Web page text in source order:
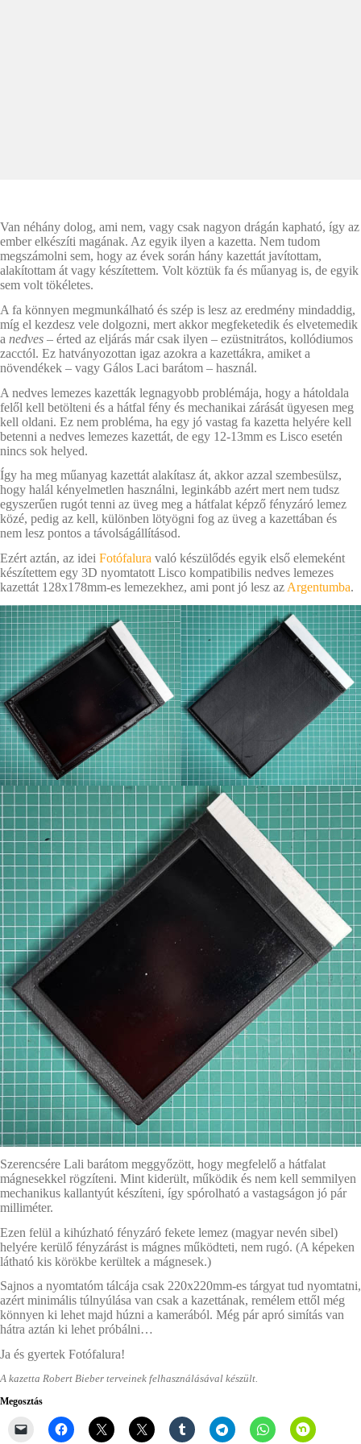
Van néhány dolog, ami nem, vagy csak nagyon drágán kapható, így az
ember elkészíti magának. Az egyik ilyen a kazetta. Nem tudom
megszámolni sem, hogy az évek során hány kazettát javítottam,
alakítottam át vagy készítettem. Volt köztük fa és műanyag is, de egyik
sem volt tökéletes.
A fa könnyen megmunkálható és szép is lesz az eredmény mindaddig,
míg el kezdesz vele dolgozni, mert akkor megfeketedik és elvetemedik
a nedves – érted az eljárás már csak ilyen – ezüstnitrátos, kollódiumos
zacctól. Ez hatványozottan igaz azokra a kazettákra, amiket a
növendékek – vagy Gálos Laci barátom – használ.
A nedves lemezes kazetták legnagyobb problémája, hogy a hátoldala
felől kell betölteni és a hátfal fény és mechanikai zárását ügyesen meg
kell oldani. Ez nem probléma, ha egy jó vastag fa kazetta helyére kell
betenni a nedves lemezes kazettát, de egy 12-13mm es Lisco esetén
nincs sok helyed.
Így ha meg műanyag kazettát alakítasz át, akkor azzal szembesülsz,
hogy halál kényelmetlen használni, leginkább azért mert nem tudsz
egyszerűen rugót tenni az üveg meg a hátfalat képző fényzáró lemez
közé, pedig az kell, különben lötyögni fog az üveg a kazettában és
nem lesz pontos a távolságállításod.
Ezért aztán, az idei Fotófalura való készülődés egyik első elemeként
készítettem egy 3D nyomtatott Lisco kompatibilis nedves lemezes
kazettát 128x178mm-es lemezekhez, ami pont jó lesz az Argentumba.
Szerencsére Lali barátom meggyőzött, hogy megfelelő a hátfalat
mágnesekkel rögzíteni. Mint kiderült, működik és nem kell semmilyen
mechanikus kallantyút készíteni, így spórolható a vastagságon jó pár
milliméter.
Ezen felül a kihúzható fényzáró fekete lemez (magyar nevén sibel)
helyére kerülő fényzárást is mágnes működteti, nem rugó. (A képeken
látható kis körökbe kerültek a mágnesek.)
Sajnos a nyomtatóm tálcája csak 220x220mm-es tárgyat tud nyomtatni,
azért minimális túlnyúlása van csak a kazettának, remélem ettől még
könnyen ki lehet majd húzni a kamerából. Még pár apró simítás van
hátra aztán ki lehet próbálni…
Ja és gyertek Fotófalura!
A kazetta Robert Bieber terveinek felhasználásával készült.
Megosztás